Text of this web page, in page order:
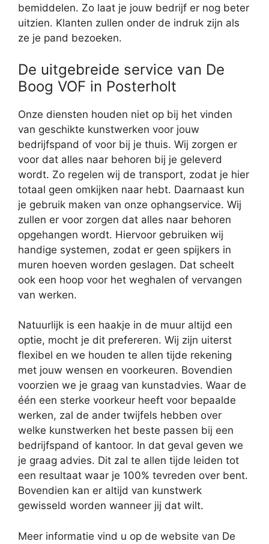
bemiddelen. Zo laat je jouw bedrijf er nog beter
uitzien. Klanten zullen onder de indruk zijn als
ze je pand bezoeken.
De uitgebreide service van De
Boog VOF in Posterholt
Onze diensten houden niet op bij het vinden
van geschikte kunstwerken voor jouw
bedrijfspand of voor bij je thuis. Wij zorgen er
voor dat alles naar behoren bij je geleverd
wordt. Zo regelen wij de transport, zodat je hier
totaal geen omkijken naar hebt. Daarnaast kun
je gebruik maken van onze ophangservice. Wij
zullen er voor zorgen dat alles naar behoren
opgehangen wordt. Hiervoor gebruiken wij
handige systemen, zodat er geen spijkers in
muren hoeven worden geslagen. Dat scheelt
ook een hoop voor het weghalen of vervangen
van werken.
Natuurlijk is een haakje in de muur altijd een
optie, mocht je dit prefereren. Wij zijn uiterst
flexibel en we houden te allen tijde rekening
met jouw wensen en voorkeuren. Bovendien
voorzien we je graag van kunstadvies. Waar de
één een sterke voorkeur heeft voor bepaalde
werken, zal de ander twijfels hebben over
welke kunstwerken het beste passen bij een
bedrijfspand of kantoor. In dat geval geven we
je graag advies. Dit zal te allen tijde leiden tot
een resultaat waar je 100% tevreden over bent.
Bovendien kan er altijd van kunstwerk
gewisseld worden wanneer jij dat wilt.
Meer informatie vind u op de website van De